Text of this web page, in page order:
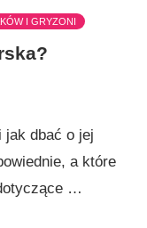
I GRYZONI
jak dbać o jej
a które
…